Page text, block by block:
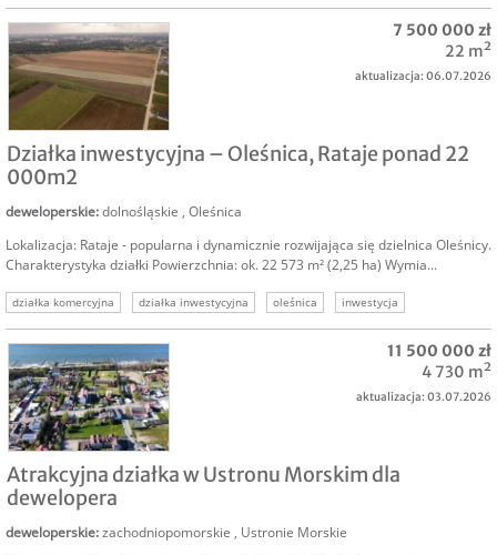
nieruchomość deweloperska
grunt deweloperski
Działka inwestycyjna – Oleśnica, Rataje ponad 22
000m2
deweloperskie:dolnośląskie , Oleśnica
Lokalizacja: Rataje - popularna i dynamicznie rozwijająca się dzielnica Oleśnicy.
Charakterystyka działki Powierzchnia: ok. 22 573 m² (2,25 ha) Wymia...
działka komercyjna działka inwestycyjna oleśnica
inwestycja
deweloperka
grunt inwestycyjny
7 500 000 zł
22 m²
aktualizacja: 06.07.2026
Atrakcyjna działka w Ustronu Morskim dla
dewelopera
deweloperskie:zachodniopomorskie , Ustronie Morskie
11 500 000 zł
4 730 m²
aktualizacja: 03.07.2026